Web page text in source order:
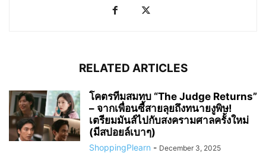
RELATED ARTICLES
โคตรทีมสมทบ “The Judge Returns”
– จากเพื่อนซี้สายลุยถึงทนายงูพิษ!
เตรียมมันส์ไปกับสงครามศาลครั้งใหม่
(มีสปอยล์เบาๆ)
ShoppingPlearn - December 3, 2025